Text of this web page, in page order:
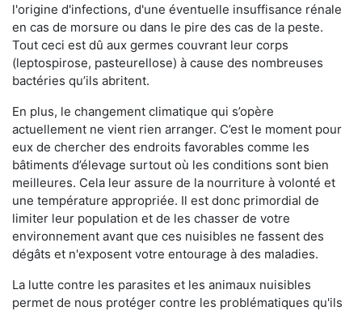
l'origine d'infections, d'une éventuelle insuffisance rénale
en cas de morsure ou dans le pire des cas de la peste.
Tout ceci est dû aux germes couvrant leur corps
(leptospirose, pasteurellose) à cause des nombreuses
bactéries qu’ils abritent.
En plus, le changement climatique qui s’opère
actuellement ne vient rien arranger. C’est le moment pour
eux de chercher des endroits favorables comme les
bâtiments d’élevage surtout où les conditions sont bien
meilleures. Cela leur assure de la nourriture à volonté et
une température appropriée. Il est donc primordial de
limiter leur population et de les chasser de votre
environnement avant que ces nuisibles ne fassent des
dégâts et n'exposent votre entourage à des maladies.
La lutte contre les parasites et les animaux nuisibles
permet de nous protéger contre les problématiques qu'ils